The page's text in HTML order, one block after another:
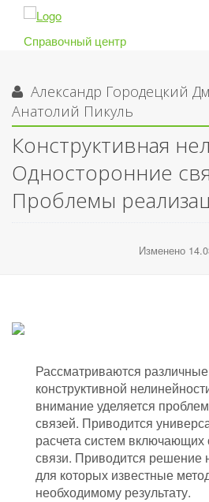
Справочный центр
Александр Городецкий
Анатолий Пикуль
Конструктивная
Односторонние
Проблемы
Изменено
Рассматриваются
конструктивной
внимание уделяется
связей. Приводится
расчета систем включающих
связи. Приводится решение
для которых известные
необходимому результату.